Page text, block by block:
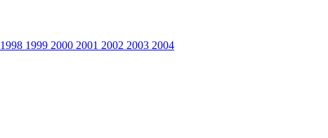
1998 1999 2000 2001 2002 2003 2004